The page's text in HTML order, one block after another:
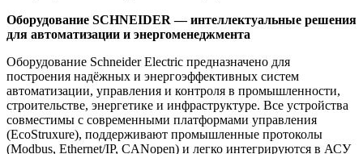
Оборудование SCHNEIDER — интеллектуальные решения
для автоматизации и энергоменеджмента
Оборудование Schneider Electric предназначено для
построения надёжных и энергоэффективных систем
автоматизации, управления и контроля в промышленности,
строительстве, энергетике и инфраструктуре. Все устройства
совместимы с современными платформами управления
(EcoStruxure), поддерживают промышленные протоколы
(Modbus, Ethernet/IP, CANopen) и легко интегрируются в АСУ